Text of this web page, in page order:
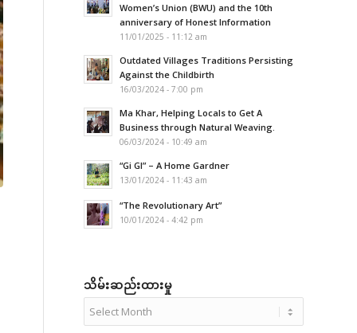
Women’s Union (BWU) and the 10th
anniversary of Honest Information
11/01/2025 - 11:12 am
Outdated Villages Traditions Persisting
Against the Childbirth
16/03/2024 - 7:00 pm
Ma Khar, Helping Locals to Get A
Business through Natural Weaving.
06/03/2024 - 10:49 am
“Gi GI” – A Home Gardner
13/01/2024 - 11:43 am
“The Revolutionary Art”
10/01/2024 - 4:42 pm
သိမ်းဆည်းထားမှု